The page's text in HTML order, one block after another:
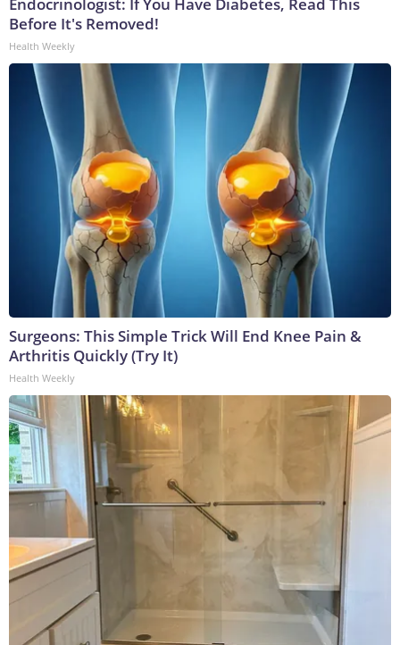
Endocrinologist: If You Have Diabetes, Read This
Before It's Removed!
Health Weekly
Surgeons: This Simple Trick Will End Knee Pain &
Arthritis Quickly (Try It)
Health Weekly